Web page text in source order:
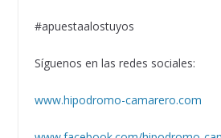
#apuestaalostuyos
Síguenos en las redes sociales:
www.hipodromo-camarero.com